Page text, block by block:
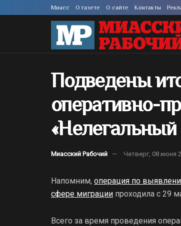
Миасс О газете О сайте Контакты
Подведены
оперативно-
«Нелегальный
Миасский Рабочий Четверг, 08 июня
Напомним, операция по
сфере миграции проходила с 29
Всего за время проведения